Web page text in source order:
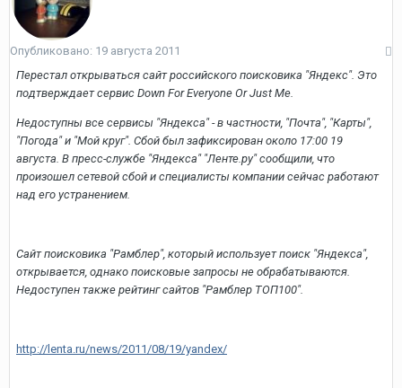
Опубликовано: 19 августа 2011
Перестал открываться сайт российского поисковика "Яндекс". Это
подтверждает сервис Down For Everyone Or Just Me.
Недоступны все сервисы "Яндекса" - в частности, "Почта", "Карты",
"Погода" и "Мой круг". Сбой был зафиксирован около 17:00 19
августа. В пресс-службе "Яндекса" "Ленте.ру" сообщили, что
произошел сетевой сбой и специалисты компании сейчас работают
над его устранением.
Сайт поисковика "Рамблер", который использует поиск "Яндекса",
открывается, однако поисковые запросы не обрабатываются.
Недоступен также рейтинг сайтов "Рамблер ТОП100".
http://lenta.ru/news/2011/08/19/yandex/